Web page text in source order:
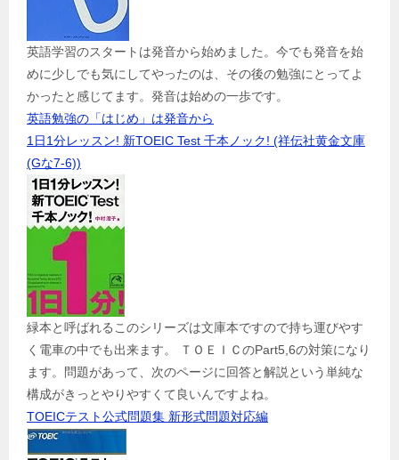
英語学習のスタートは発音から始めました。今でも発音を始
めに少しでも気にしてやったのは、その後の勉強にとってよ
かったと感じてます。発音は始めの一歩です。
英語勉強の「はじめ」は発音から
1日1分レッスン! 新TOEIC Test 千本ノック! (祥伝社黄金文庫
(Gな7-6))
緑本と呼ばれるこのシリーズは文庫本ですので持ち運びやす
く電車の中でも出来ます。 ＴＯＥＩＣのPart5,6の対策になり
ます。問題があって、次のページに回答と解説という単純な
構成がきっとやりやすくて良いんですよね。
TOEICテスト公式問題集 新形式問題対応編